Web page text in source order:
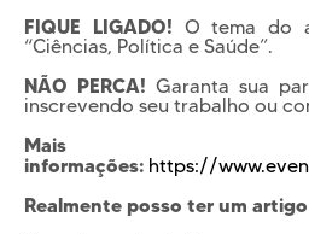
FIQUE LIGADO! O tema do
“Ciências, Política e Saúde”.
NÃO PERCA! Garanta sua
inscrevendo seu trabalho ou
Mais
informações: https://
Realmente posso ter um artigo